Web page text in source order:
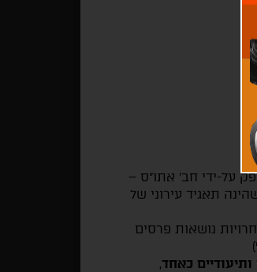
על-ידי חב' אתו"ס –
תאגיד עירוני של
ויקיים, גם השנה, תחרויות נושאות פרסים
)
כאחד,